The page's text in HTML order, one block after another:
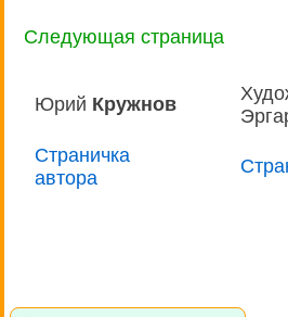
Следующая страница
Юрий Кружнов
Страничка
автора